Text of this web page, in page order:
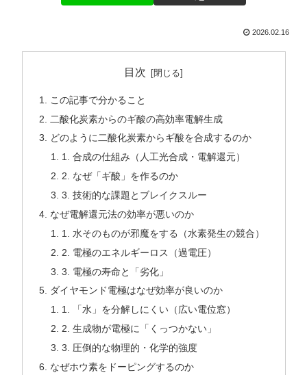
2026.02.16
目次
この記事で分かること
二酸化炭素からのギ酸の高効率電解生成
どのように二酸化炭素からギ酸を合成するのか
1. 合成の仕組み（人工光合成・電解還元）
2. なぜ「ギ酸」を作るのか
3. 技術的な課題とブレイクスルー
なぜ電解還元法の効率が悪いのか
1. 水そのものが邪魔をする（水素発生の競合）
2. 電極のエネルギーロス（過電圧）
3. 電極の寿命と「劣化」
ダイヤモンド電極はなぜ効率が良いのか
1. 「水」を分解しにくい（広い電位窓）
2. 生成物が電極に「くっつかない」
3. 圧倒的な物理的・化学的強度
なぜホウ素をドーピングするのか